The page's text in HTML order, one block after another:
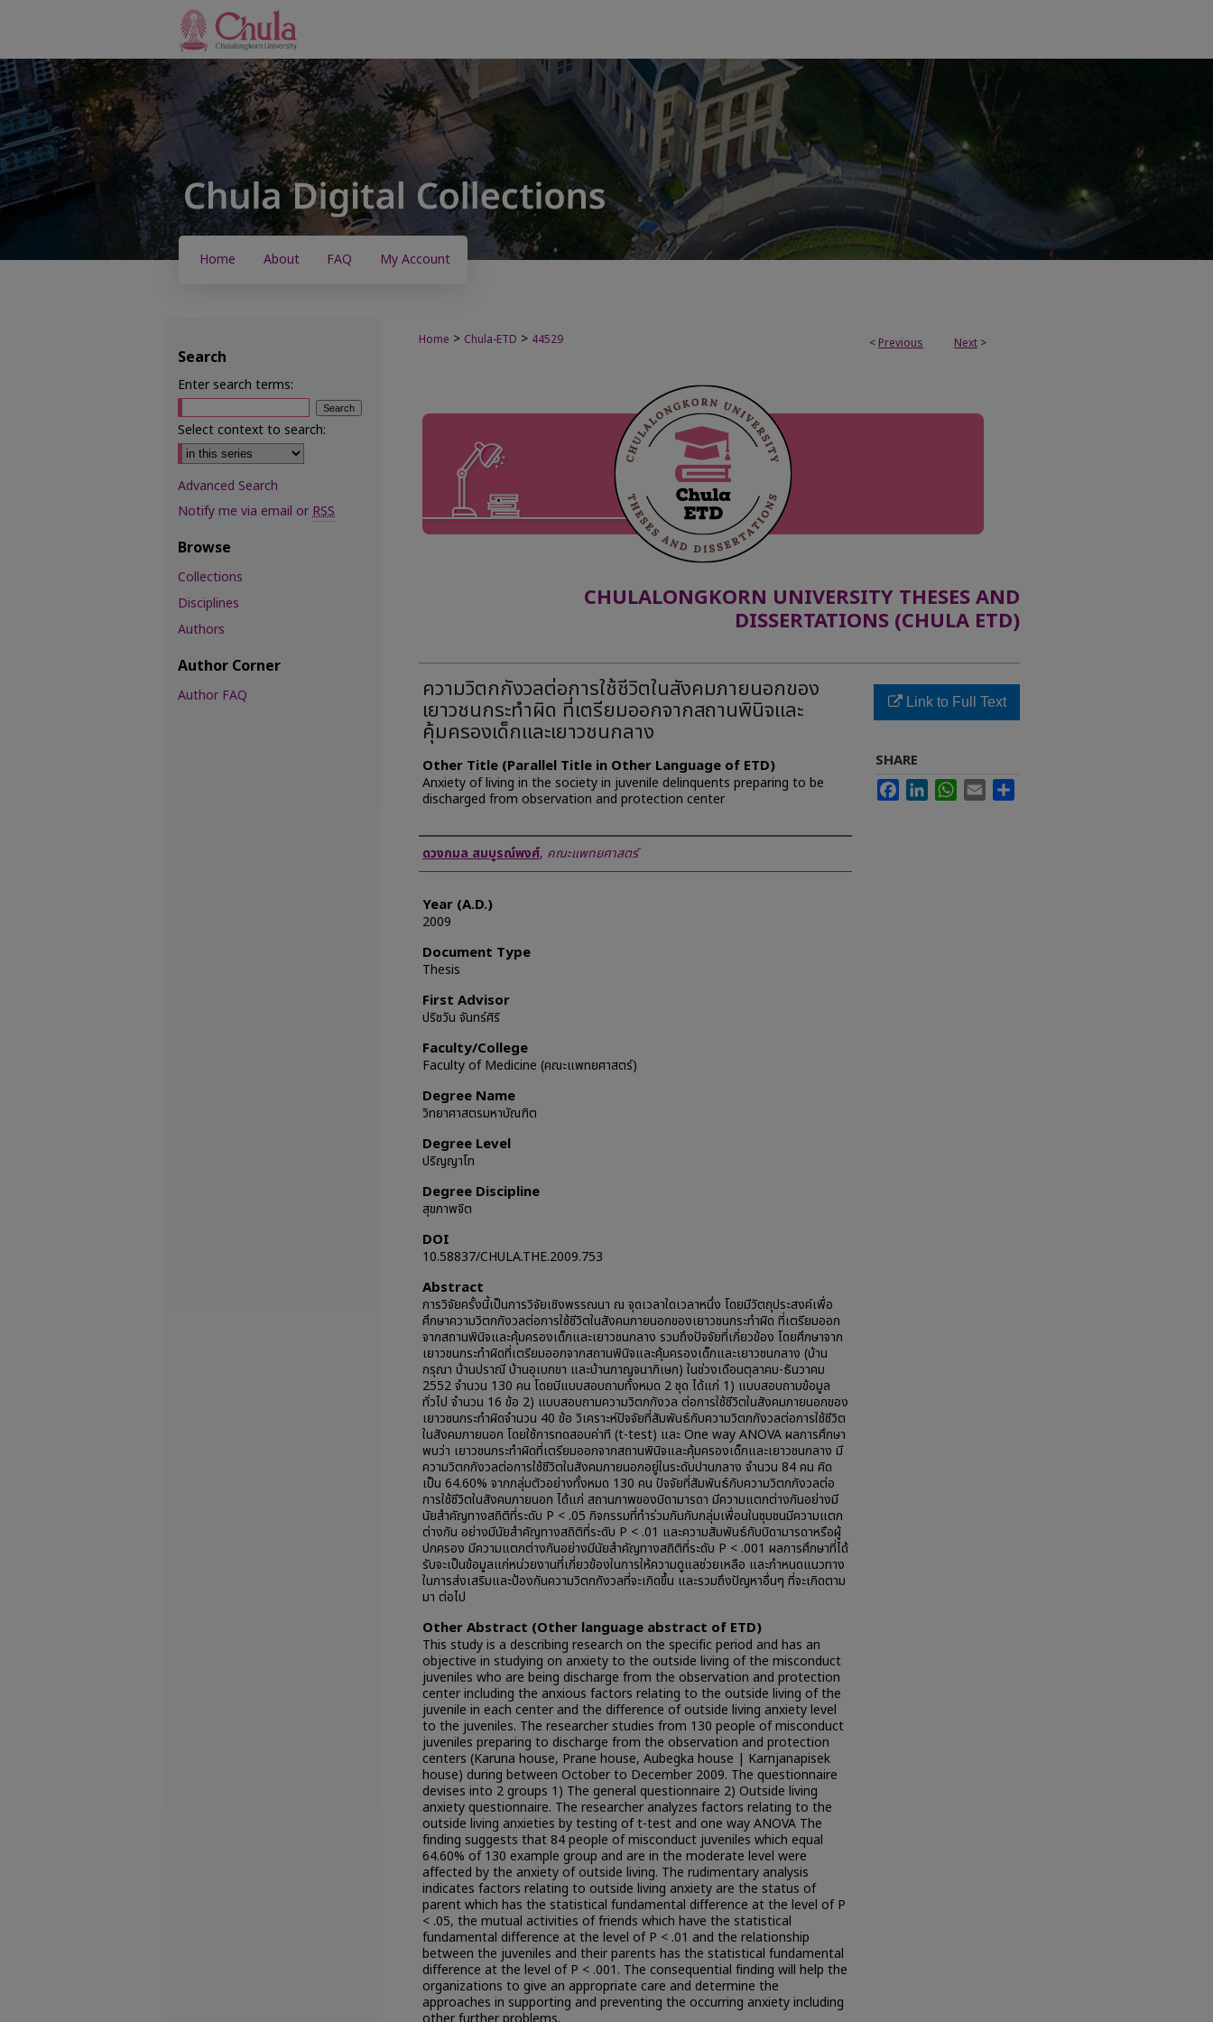
Home About FAQ My Account
< Previous Next >
Home > Chula-ETD > 44529
CHULALONGKORN UNIVERSITY THESES AND
DISSERTATIONS (CHULA ETD)
ความวิตกกังวลต่อการใช้ชีวิตในสังคมภายนอกของ
เยาวชนกระทำผิด ที่เตรียมออกจากสถานพินิจและ
คุ้มครองเด็กและเยาวชนกลาง
Other Title (Parallel Title in Other Language of ETD)
Anxiety of living in the society in juvenile delinquents preparing to be
discharged from observation and protection center
Author
ดวงกมล สมบูรณ์พงศ์, คณะแพทยศาสตร์
Year (A.D.)
2009
Document Type
Thesis
First Advisor
ปริชวัน จันทร์ศิริ
Faculty/College
Faculty of Medicine (คณะแพทยศาสตร์)
Degree Name
วิทยาศาสตรมหาบัณฑิต
Degree Level
ปริญญาโท
Degree Discipline
สุขภาพจิต
DOI
10.58837/CHULA.THE.2009.753
Abstract
การวิจัยครั้งนี้เป็นการวิจัยเชิงพรรณนา ณ จุดเวลาใดเวลาหนึ่ง โดยมีวัตถุประสงค์เพื่อ
ศึกษาความวิตกกังวลต่อการใช้ชีวิตในสังคมภายนอกของเยาวชนกระทำผิด ที่เตรียมออก
จากสถานพินิจและคุ้มครองเด็กและเยาวชนกลาง รวมถึงปัจจัยที่เกี่ยวข้อง โดยศึกษาจาก
เยาวชนกระทำผิดที่เตรียมออกจากสถานพินิจและคุ้มครองเด็กและเยาวชนกลาง (บ้าน
กรุณา บ้านปราณี บ้านอุเบกขา และบ้านกาญจนาภิเษก) ในช่วงเดือนตุลาคม-ธันวาคม
2552 จำนวน 130 คน โดยมีแบบสอบถามทั้งหมด 2 ชุด ได้แก่ 1) แบบสอบถามข้อมูล
ทั่วไป จำนวน 16 ข้อ 2) แบบสอบถามความวิตกกังวล ต่อการใช้ชีวิตในสังคมภายนอกของ
เยาวชนกระทำผิดจำนวน 40 ข้อ วิเคราะห์ปัจจัยที่สัมพันธ์กับความวิตกกังวลต่อการใช้ชีวิต
ในสังคมภายนอก โดยใช้การทดสอบค่าที (t-test) และ One way ANOVA ผลการศึกษา
พบว่า เยาวชนกระทำผิดที่เตรียมออกจากสถานพินิจและคุ้มครองเด็กและเยาวชนกลาง มี
ความวิตกกังวลต่อการใช้ชีวิตในสังคมภายนอกอยู่ในระดับปานกลาง จำนวน 84 คน คิด
เป็น 64.60% จากกลุ่มตัวอย่างทั้งหมด 130 คน ปัจจัยที่สัมพันธ์กับความวิตกกังวลต่อ
การใช้ชีวิตในสังคมภายนอก ได้แก่ สถานภาพของบิดามารดา มีความแตกต่างกันอย่างมี
นัยสำคัญทางสถิติที่ระดับ P < .05 กิจกรรมที่ทำร่วมกันกับกลุ่มเพื่อนในชุมชนมีความแตก
ต่างกัน อย่างมีนัยสำคัญทางสถิติที่ระดับ P < .01 และความสัมพันธ์กับบิดามารดาหรือผู้
ปกครอง มีความแตกต่างกันอย่างมีนัยสำคัญทางสถิติที่ระดับ P < .001 ผลการศึกษาที่ได้
รับจะเป็นข้อมูลแก่หน่วยงานที่เกี่ยวข้องในการให้ความดูแลช่วยเหลือ และกำหนดแนวทาง
ในการส่งเสริมและป้องกันความวิตกกังวลที่จะเกิดขึ้น และรวมถึงปัญหาอื่นๆ ที่จะเกิดตาม
มา ต่อไป
Other Abstract (Other language abstract of ETD)
This study is a describing research on the specific period and has an
objective in studying on anxiety to the outside living of the misconduct
juveniles who are being discharge from the observation and protection
center including the anxious factors relating to the outside living of the
juvenile in each center and the difference of outside living anxiety level
to the juveniles. The researcher studies from 130 people of misconduct
juveniles preparing to discharge from the observation and protection
centers (Karuna house, Prane house, Aubegka house | Karnjanapisek
house) during between October to December 2009. The questionnaire
devises into 2 groups 1) The general questionnaire 2) Outside living
anxiety questionnaire. The researcher analyzes factors relating to the
outside living anxieties by testing of t-test and one way ANOVA The
finding suggests that 84 people of misconduct juveniles which equal
64.60% of 130 example group and are in the moderate level were
affected by the anxiety of outside living. The rudimentary analysis
indicates factors relating to outside living anxiety are the status of
parent which has the statistical fundamental difference at the level of P
< .05, the mutual activities of friends which have the statistical
fundamental difference at the level of P < .01 and the relationship
between the juveniles and their parents has the statistical fundamental
difference at the level of P < .001. The consequential finding will help the
organizations to give an appropriate care and determine the
approaches in supporting and preventing the occurring anxiety including
Link to Full Text
SHARE
FacebookLinkedInWhatsApp
Email
Search
Enter search terms:
Select context to search:
Advanced Search
Notify me via email orRSS
Browse
Collections
Disciplines
Authors
Author Corner
Author FAQ